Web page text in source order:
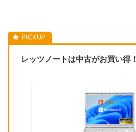
レッツノートは中古がお買い得！